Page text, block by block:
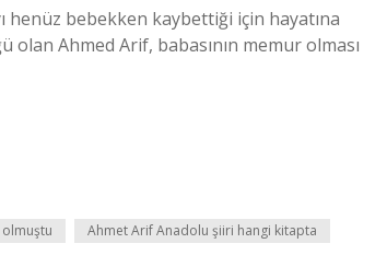
henüz bebekken kaybettiği için hayatına
olan Ahmed Arif, babasının memur olması
olmuştu Ahmet Arif Anadolu şiiri hangi kitapta